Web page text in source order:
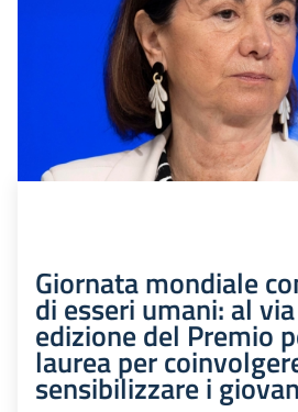
Giornata mondiale
di esseri umani: al
edizione del Premio
laurea per
sensibilizzare i